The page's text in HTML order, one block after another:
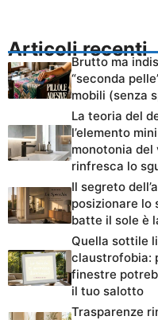
Articoli recenti
Brutto ma
“seconda
mobili (senza
La teoria del
l’elemento
monotonia del
rinfresca lo
Il segreto
posizionare lo
batte il sole è
Quella sottile
claustrofobia:
finestre
il tuo salotto
Trasparenze